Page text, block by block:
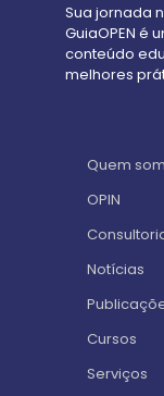
Sua jornada
GuiaOPEN é
conteúdo
melhores
Quem
OPIN
Notícias
Cursos
Serviços